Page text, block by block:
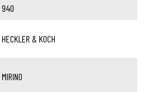
940
HECKLER & KOCH
MIRINO